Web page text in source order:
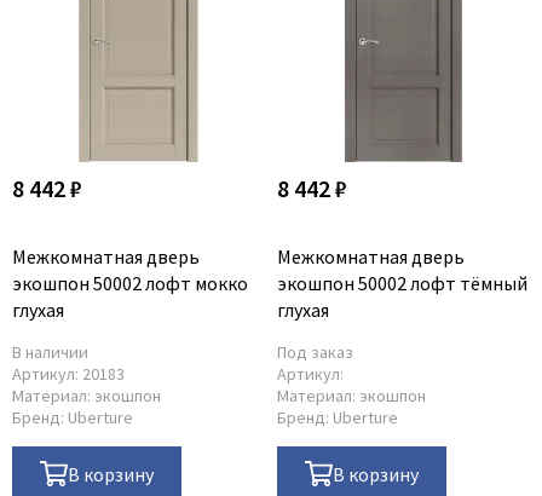
8 442 ₽
Межкомнатная дверь
экошпон 50002 лофт мокко
глухая
В наличии
Артикул: 20183
Материал: экошпон
Бренд: Uberture
В корзину
8 442 ₽
Межкомнатная дверь
экошпон 50002 лофт тёмный
глухая
Под заказ
Артикул:
Материал: экошпон
Бренд: Uberture
В корзину